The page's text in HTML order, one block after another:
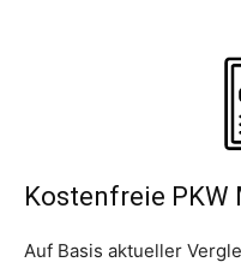
Kostenfreie
Auf Basis aktueller